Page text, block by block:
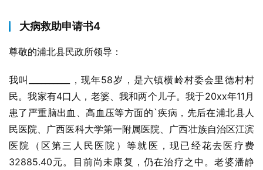
大病救助申请书4
尊敬的浦北县民政所领导：
我叫__________，现年58岁，是六镇横岭村委会里德村村
民。我家有4口人，老婆、我和两个儿子。我于20xx年11月
患了严重脑出血、高血压等方面的`疾病，先后在浦北县人
民医院、广西医科大学第一附属医院、广西壮族自治区江滨
医院（区第三人民医院）等就医，现已经花去医疗费
32885.40元。目前尚未康复，仍在治疗之中。老婆潘静